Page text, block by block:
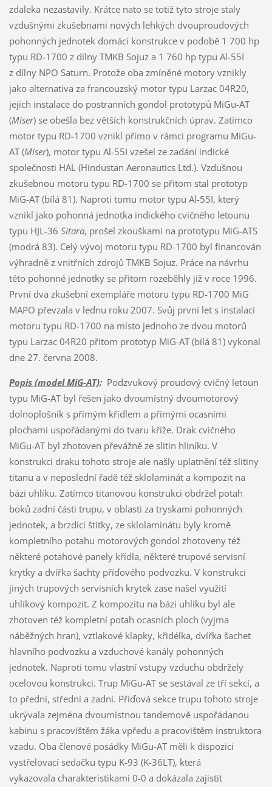
zdaleka nezastavily. Krátce nato se totiž tyto stroje staly
vzdušnými zkušebnami nových lehkých dvouproudových
pohonných jednotek domácí konstrukce v podobě 1 700 hp
typu RD-1700 z dílny TMKB Sojuz a 1 760 hp typu Al-55I
z dílny NPO Saturn. Protože oba zmíněné motory vznikly
jako alternativa za francouzský motor typu Larzac 04R20,
jejich instalace do postranních gondol prototypů MiGu-AT
(Miser) se obešla bez větších konstrukčních úprav. Zatímco
motor typu RD-1700 vznikl přímo v rámci programu MiGu-
AT (Miser), motor typu Al-55I vzešel ze zadání indické
společnosti HAL (Hindustan Aeronautics Ltd.). Vzdušnou
zkušebnou motoru typu RD-1700 se přitom stal prototyp
MiG-AT (bílá 81). Naproti tomu motor typu Al-55I, který
vznikl jako pohonná jednotka indického cvičného letounu
typu HJL-36 Sitara, prošel zkouškami na prototypu MiG-ATS
(modrá 83). Celý vývoj motoru typu RD-1700 byl financován
výhradně z vnitřních zdrojů TMKB Sojuz. Práce na návrhu
této pohonné jednotky se přitom rozeběhly již v roce 1996.
První dva zkušební exempláře motoru typu RD-1700 MiG
MAPO převzala v lednu roku 2007. Svůj první let s instalací
motoru typu RD-1700 na místo jednoho ze dvou motorů
typu Larzac 04R20 přitom prototyp MiG-AT (bílá 81) vykonal
dne 27. června 2008.
Popis (model MiG-AT):Podzvukový proudový cvičný letoun
typu MiG-AT byl řešen jako dvoumístný dvoumotorový
dolnoplošník s přímým křídlem a přímými ocasními
plochami uspořádanými do tvaru kříže. Drak cvičného
MiGu-AT byl zhotoven převážně ze slitin hliníku. V
konstrukci draku tohoto stroje ale našly uplatnění též slitiny
titanu a v neposlední řadě též sklolaminát a kompozit na
bázi uhlíku. Zatímco titanovou konstrukci obdržel potah
boků zadní části trupu, v oblasti za tryskami pohonných
jednotek, a brzdící štítky, ze sklolaminátu byly kromě
kompletního potahu motorových gondol zhotoveny též
některé potahové panely křídla, některé trupové servisní
krytky a dvířka šachty příďového podvozku. V konstrukci
jiných trupových servisních krytek zase našel využití
uhlíkový kompozit. Z kompozitu na bázi uhlíku byl ale
zhotoven též kompletní potah ocasních ploch (vyjma
náběžných hran), vztlakové klapky, křidélka, dvířka šachet
hlavního podvozku a vzduchové kanály pohonných
jednotek. Naproti tomu vlastní vstupy vzduchu obdržely
ocelovou konstrukci. Trup MiGu-AT se sestával ze tří sekcí, a
to přední, střední a zadní. Příďová sekce trupu tohoto stroje
ukrývala zejména dvoumístnou tandemově uspořádanou
kabinu s pracovištěm žáka vpředu a pracovištěm instruktora
vzadu. Oba členové posádky MiGu-AT měli k dispozici
vystřelovací sedačku typu K-93 (K-36LT), která
vykazovala charakteristikami 0-0 a dokázala zajistit